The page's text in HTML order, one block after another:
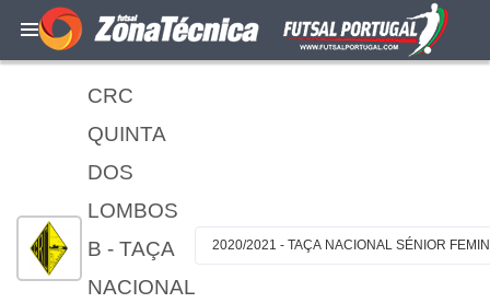
CRC
QUINTA
DOS
LOMBOS
B - TAÇA
NACIONAL
2020/2021 - TAÇA NACIONAL SÉNIOR